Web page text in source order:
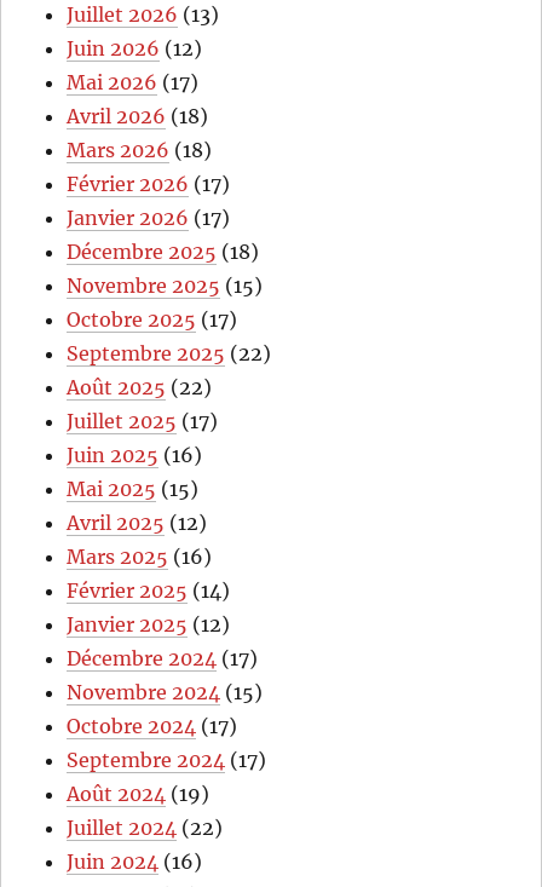
Juillet 2026 (13)
Juin 2026 (12)
Mai 2026 (17)
Avril 2026 (18)
Mars 2026 (18)
Février 2026 (17)
Janvier 2026 (17)
Décembre 2025 (18)
Novembre 2025 (15)
Octobre 2025 (17)
Septembre 2025 (22)
Août 2025 (22)
Juillet 2025 (17)
Juin 2025 (16)
Mai 2025 (15)
Avril 2025 (12)
Mars 2025 (16)
Février 2025 (14)
Janvier 2025 (12)
Décembre 2024 (17)
Novembre 2024 (15)
Octobre 2024 (17)
Septembre 2024 (17)
Août 2024 (19)
Juillet 2024 (22)
Juin 2024 (16)